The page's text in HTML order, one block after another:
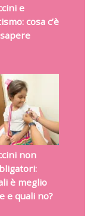
e
cosa c’è
non
è meglio
e quali no?